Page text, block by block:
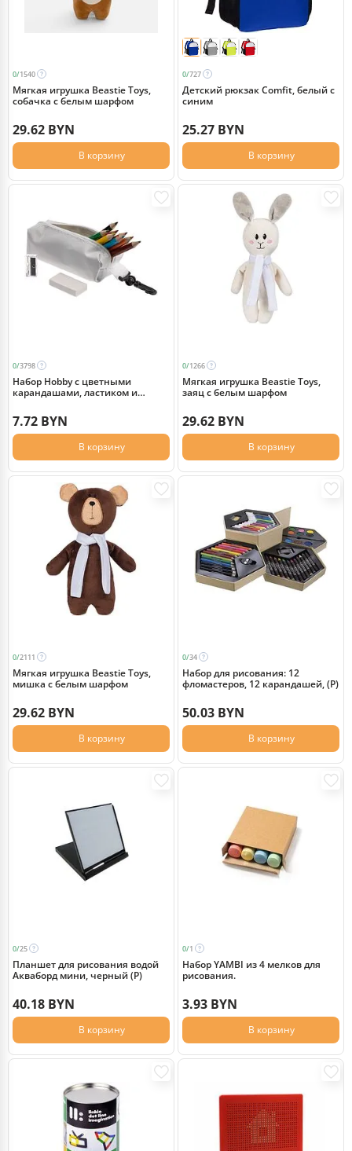
0/1540
Мягкая игрушка Beastie Toys,
собачка с белым шарфом
29.62 BYN
В корзину
0/727
Детский рюкзак Comfit, белый с
синим
25.27 BYN
В корзину
0/3798
Набор Hobby с цветными
карандашами, ластиком и
7.72 BYN
В корзину
0/1266
Мягкая игрушка Beastie Toys,
заяц с белым шарфом
29.62 BYN
В корзину
0/2111
Мягкая игрушка Beastie Toys,
мишка с белым шарфом
29.62 BYN
В корзину
0/34
Набор для рисования: 12
фломастеров, 12 карандашей, (Р)
50.03 BYN
В корзину
0/25
Планшет для рисования водой
Акваборд мини, черный (P)
40.18 BYN
В корзину
0/1
Набор YAMBI из 4 мелков для
рисования.
3.93 BYN
В корзину